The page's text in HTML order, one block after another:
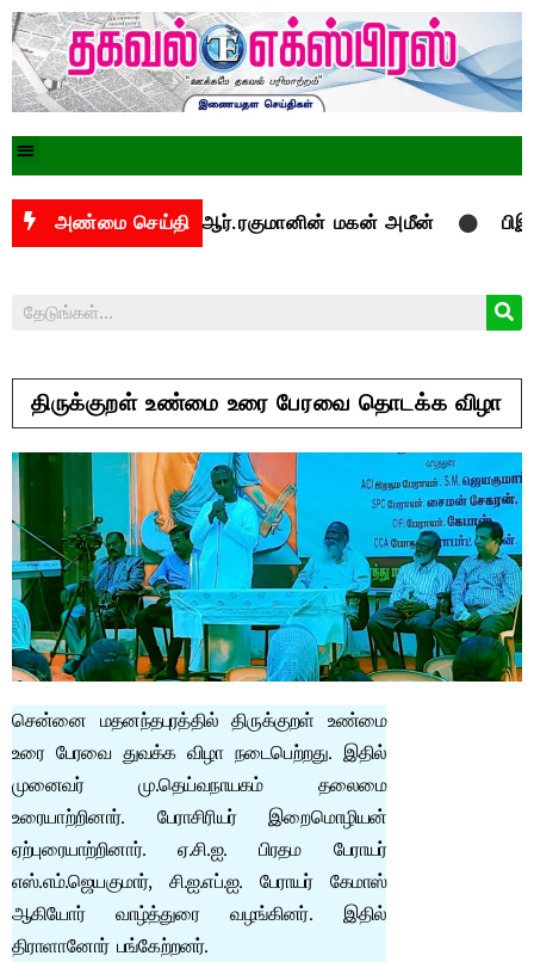
அண்மை செய்தி
ஏ.ஆர்.ரகுமானின் மகன் அமீன் பிஇ, பிடெக்
திருக்குறள் உண்மை உரை பேரவை தொடக்க விழா
சென்னை மதனந்தபுரத்தில் திருக்குறள் உண்மை
உரை பேரவை துவக்க விழா நடைபெற்றது. இதில்
முனைவர் மு.தெய்வநாயகம் தலைமை
உரையாற்றினார். பேராசிரியர் இறைமொழியன்
ஏற்புரையாற்றினார். ஏ.சி.ஐ. பிரதம பேராயர்
எஸ்.எம்.ஜெயகுமார், சி.ஐ.எப்.ஐ. பேராயர் கேமாஸ்
ஆகியோர் வாழ்த்துரை வழங்கினர். இதில்
திராளானோர் பங்கேற்றனர்.